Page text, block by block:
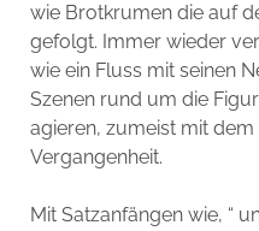
wie Brotkrumen die auf
gefolgt. Immer wieder
wie ein Fluss mit seinen
Szenen rund um die
agieren, zumeist mit
Vergangenheit.
Mit Satzanfängen wie, “